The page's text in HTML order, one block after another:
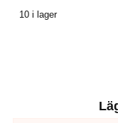
10 i lager